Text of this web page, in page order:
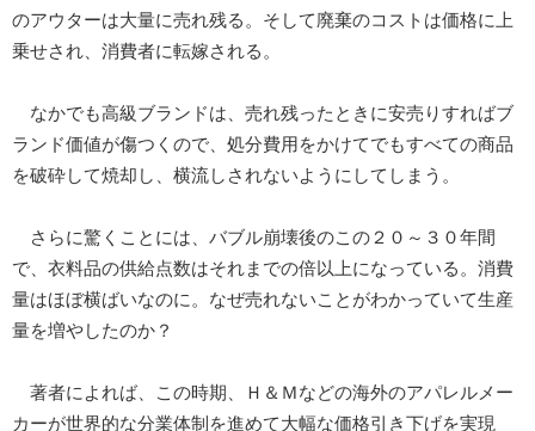
のアウターは大量に売れ残る。そして廃棄のコストは価格に上
乗せされ、消費者に転嫁される。
なかでも高級ブランドは、売れ残ったときに安売りすればブ
ランド価値が傷つくので、処分費用をかけてでもすべての商品
を破砕して焼却し、横流しされないようにしてしまう。
さらに驚くことには、バブル崩壊後のこの２０～３０年間
で、衣料品の供給点数はそれまでの倍以上になっている。消費
量はほぼ横ばいなのに。なぜ売れないことがわかっていて生産
量を増やしたのか？
著者によれば、この時期、Ｈ＆Ｍなどの海外のアパレルメー
カーが世界的な分業体制を進めて大幅な価格引き下げを実現